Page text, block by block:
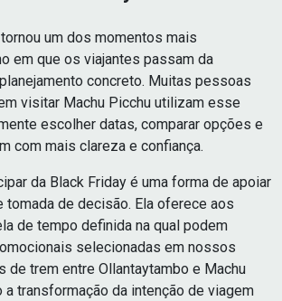
um dos momentos mais
em que os viajantes passam da
concreto. Muitas pessoas
visitar Machu Picchu utilizam esse
escolher datas, comparar opções e
com mais clareza e confiança.
da Black Friday é uma forma de apoiar
de decisão. Ela oferece aos
de tempo definida na qual podem
selecionadas em nossos
de trem entre Ollantaytambo e Machu
a transformação da intenção de viagem